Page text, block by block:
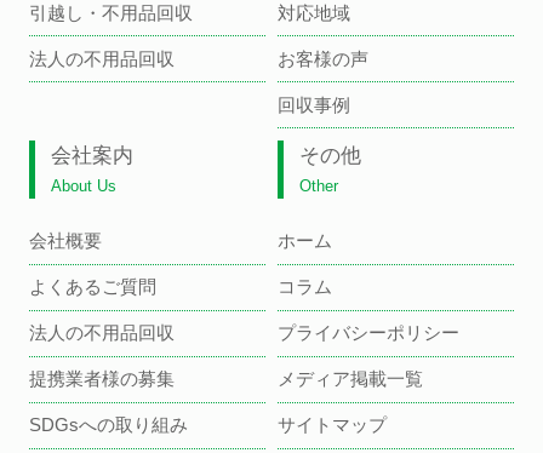
引越し・不用品回収
法人の不用品回収
対応地域
お客様の声
回収事例
会社案内
About Us
会社概要
よくあるご質問
法人の不用品回収
提携業者様の募集
SDGsへの取り組み
その他
Other
ホーム
コラム
プライバシーポリシー
メディア掲載一覧
サイトマップ